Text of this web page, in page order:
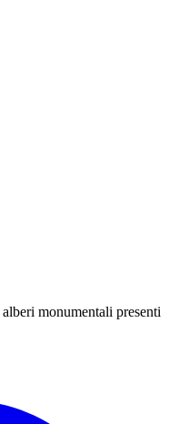
monumentali presenti